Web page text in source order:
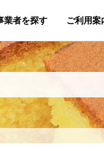
業者を探す ご利用案